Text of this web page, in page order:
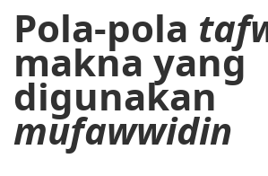
Pola-pola
makna yang
digunakan
mufawwidin